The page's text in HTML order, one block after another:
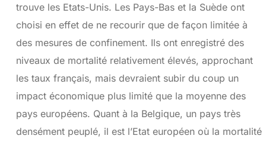
trouve les Etats-Unis. Les Pays-Bas et la Suède ont
choisi en effet de ne recourir que de façon limitée à
des mesures de confinement. Ils ont enregistré des
niveaux de mortalité relativement élevés, approchant
les taux français, mais devraient subir du coup un
impact économique plus limité que la moyenne des
pays européens. Quant à la Belgique, un pays très
densément peuplé, il est l’Etat européen où la mortalité